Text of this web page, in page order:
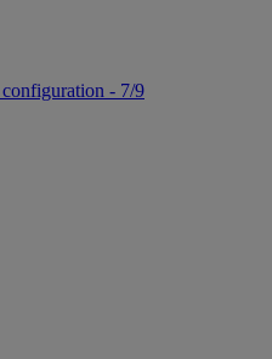
configuration - 7/9